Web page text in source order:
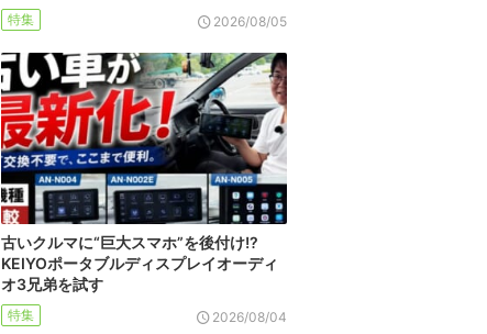
特集 2026/08/05
古いクルマに“巨大スマホ”を後付け!?
KEIYOポータブルディスプレイオーディ
オ3兄弟を試す
特集 2026/08/04